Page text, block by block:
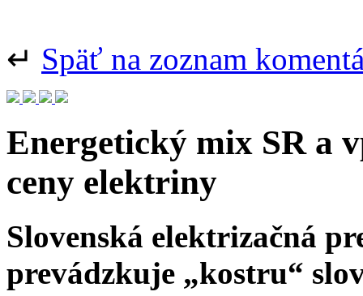
↵ Späť na zoznam
Energetický mix SR a
ceny elektriny
Slovenská elektrizačná
prevádzkuje „kostru“